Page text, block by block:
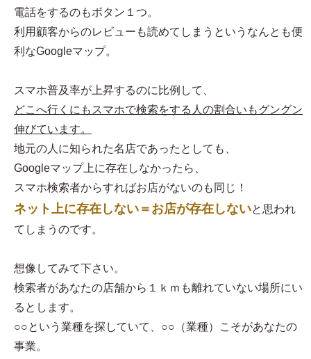
電話をするのもボタン１つ。
利用顧客からのレビューも読めてしまうというなんとも便
利なGoogleマップ。
スマホ普及率が上昇するのに比例して、
どこへ行くにもスマホで検索をする人の割合いもグングン
伸びています。
地元の人に知られた名店であったとしても、
Googleマップ上に存在しなかったら、
スマホ検索者からすればお店がないのも同じ！
ネット上に存在しない＝お店が存在しないと思われ
てしまうのです。
想像してみて下さい。
検索者があなたの店舗から１ｋｍも離れていない場所にい
るとします。
○○という業種を探していて、○○（業種）こそがあなたの
事業。